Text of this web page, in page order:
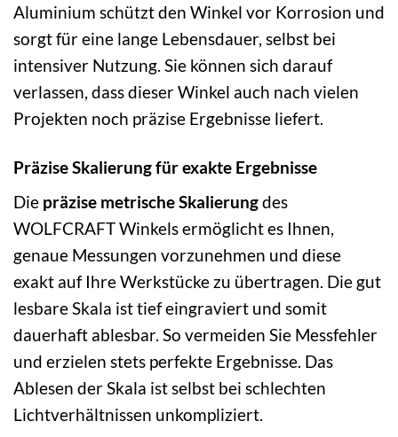
Aluminium schützt den Winkel vor Korrosion und
sorgt für eine lange Lebensdauer, selbst bei
intensiver Nutzung. Sie können sich darauf
verlassen, dass dieser Winkel auch nach vielen
Projekten noch präzise Ergebnisse liefert.
Präzise Skalierung für exakte Ergebnisse
Die präzise metrische Skalierungdes
WOLFCRAFT Winkels ermöglicht es Ihnen,
genaue Messungen vorzunehmen und diese
exakt auf Ihre Werkstücke zu übertragen. Die gut
lesbare Skala ist tief eingraviert und somit
dauerhaft ablesbar. So vermeiden Sie Messfehler
und erzielen stets perfekte Ergebnisse. Das
Ablesen der Skala ist selbst bei schlechten
Lichtverhältnissen unkompliziert.